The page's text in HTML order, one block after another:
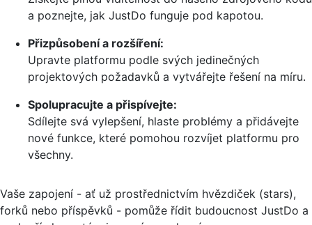
a poznejte, jak JustDo funguje pod kapotou.
Přizpůsobení a rozšíření:
Upravte platformu podle svých jedinečných
projektových požadavků a vytvářejte řešení na míru.
Spolupracujte a přispívejte:
Sdílejte svá vylepšení, hlaste problémy a přidávejte
nové funkce, které pomohou rozvíjet platformu pro
všechny.
Vaše zapojení - ať už prostřednictvím hvězdiček (stars),
forků nebo příspěvků - pomůže řídit budoucnost JustDo a